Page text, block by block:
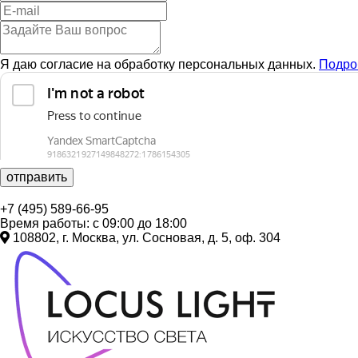
Я даю согласие на обработку персональных данных.
отправить
+7 (495) 589-66-95
Время работы: с 09:00 до 18:00
108802, г. Москва, ул. Сосновая, д. 5, оф. 304